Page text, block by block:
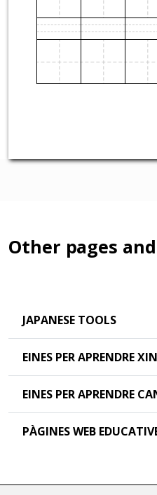
Other pages
JAPANESE TOOLS
EINES PER APRENDRE
EINES PER APRENDRE
PÀGINES WEB